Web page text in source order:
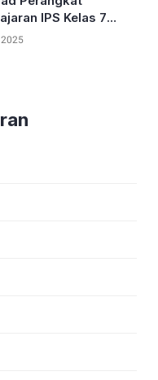
IPS Kelas 7
Merdeka Tahun